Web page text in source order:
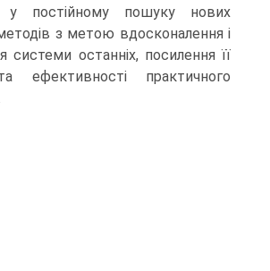
у постійному пошуку нових
з метою вдосконалення і
системи останніх, посилення її
ефективності практичного